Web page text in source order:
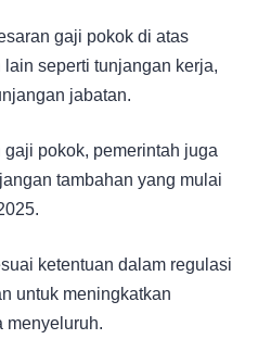
gaji pokok di atas
seperti tunjangan kerja,
jabatan.
pokok, pemerintah juga
tambahan yang mulai
ketentuan dalam regulasi
untuk meningkatkan
menyeluruh.